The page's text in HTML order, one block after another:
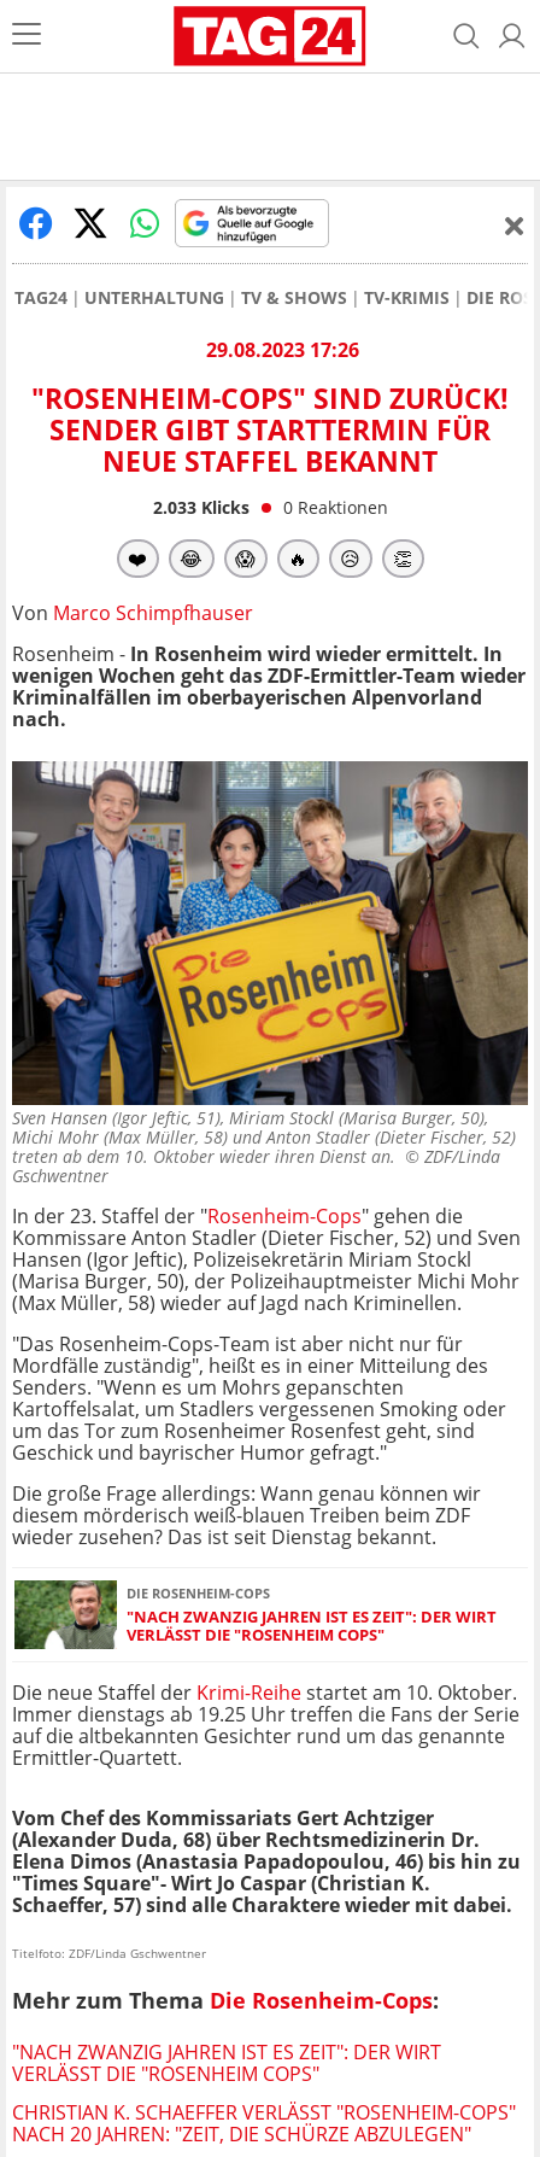
TAG24 UNTERHALTUNG TV & SHOWS TV-KRIMIS DIE
29.08.2023 17:26
"ROSENHEIM-COPS" SIND ZURÜCK!
SENDER GIBT STARTTERMIN FÜR
NEUE STAFFEL BEKANNT
2.033Klicks 0 Reaktionen
❤️ 😂 😱 🔥 😥 👏
Von Marco Schimpfhauser
Rosenheim - In Rosenheim wird wieder ermittelt. In
wenigen Wochen geht das ZDF-Ermittler-Team wieder
Kriminalfällen im oberbayerischen Alpenvorland
nach.
Sven Hansen (Igor Jeftic, 51), Miriam Stockl (Marisa Burger, 50),
Michi Mohr (Max Müller, 58) und Anton Stadler (Dieter Fischer, 52)
treten ab dem 10. Oktober wieder ihren Dienst an. © ZDF/Linda
Gschwentner
In der 23. Staffel der "Rosenheim-Cops" gehen die
Kommissare Anton Stadler (Dieter Fischer, 52) und Sven
Hansen (Igor Jeftic), Polizeisekretärin Miriam Stockl
(Marisa Burger, 50), der Polizeihauptmeister Michi Mohr
(Max Müller, 58) wieder auf Jagd nach Kriminellen.
"Das Rosenheim-Cops-Team ist aber nicht nur für
Mordfälle zuständig", heißt es in einer Mitteilung des
Senders. "Wenn es um Mohrs gepanschten
Kartoffelsalat, um Stadlers vergessenen Smoking oder
um das Tor zum Rosenheimer Rosenfest geht, sind
Geschick und bayrischer Humor gefragt."
Die große Frage allerdings: Wann genau können wir
diesem mörderisch weiß-blauen Treiben beim ZDF
wieder zusehen? Das ist seit Dienstag bekannt.
DIE ROSENHEIM-COPS
"NACH ZWANZIG JAHREN IST ES ZEIT": DER WIRT
VERLÄSST DIE "ROSENHEIM COPS"
Die neue Staffel der Krimi-Reihestartet am 10. Oktober.
Immer dienstags ab 19.25 Uhr treffen die Fans der Serie
auf die altbekannten Gesichter rund um das genannte
Ermittler-Quartett.
Vom Chef des Kommissariats Gert Achtziger
(Alexander Duda, 68) über Rechtsmedizinerin Dr.
Elena Dimos (Anastasia Papadopoulou, 46) bis hin zu
"Times Square"- Wirt Jo Caspar (Christian K.
Schaeffer, 57) sind alle Charaktere wieder mit dabei.
Titelfoto: ZDF/Linda Gschwentner
Mehr zum Thema Die Rosenheim-Cops:
"NACH ZWANZIG JAHREN IST ES ZEIT": DER WIRT
VERLÄSST DIE "ROSENHEIM COPS"
CHRISTIAN K. SCHAEFFER VERLÄSST "ROSENHEIM-COPS"
NACH 20 JAHREN: "ZEIT, DIE SCHÜRZE ABZULEGEN"